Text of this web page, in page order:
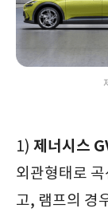
1) 제너시스
외관형태로
고, 램프의 경